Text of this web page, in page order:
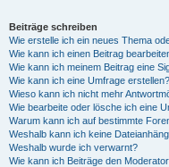
Beiträge schreiben
Wie erstelle ich ein neues Thema
Wie kann ich einen Beitrag
Wie kann ich meinem Beitrag eine
Wie kann ich eine Umfrage erstellen?
Wieso kann ich nicht mehr
Wie bearbeite oder lösche ich eine
Warum kann ich auf bestimmte
Weshalb kann ich keine
Weshalb wurde ich verwarnt?
Wie kann ich Beiträge den